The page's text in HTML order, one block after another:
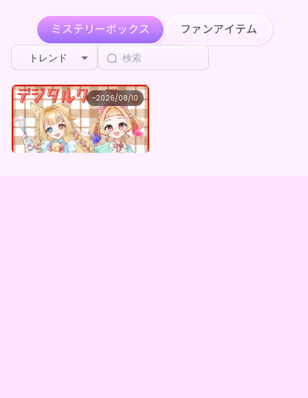
雑談メインの弾き語り配信をしてます。
ミステリーボックス ファンアイテム
トレンド
~2026/08/10
月詠 奏音
月詠奏音 ×Vガスト開店！
最低価格
¥1,100 購入はこちら
****が月詠 奏音をフォローしました 3週前
****が月詠 奏音をフォローしました
ishioniが月詠奏音 ×Vガスト開店！